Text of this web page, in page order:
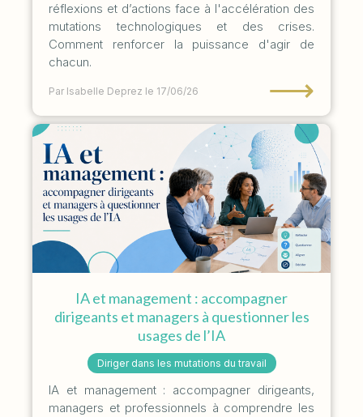
réflexions et d’actions face à l'accélération des
mutations technologiques et des crises.
Comment renforcer la puissance d'agir de
chacun.
Par Isabelle Deprez le 17/06/26 ⟶
IA et management : accompagner
dirigeants et managers à questionner les
usages de l’IA
Diriger dans les mutations du travail
IA et management : accompagner dirigeants,
managers et professionnels à comprendre les